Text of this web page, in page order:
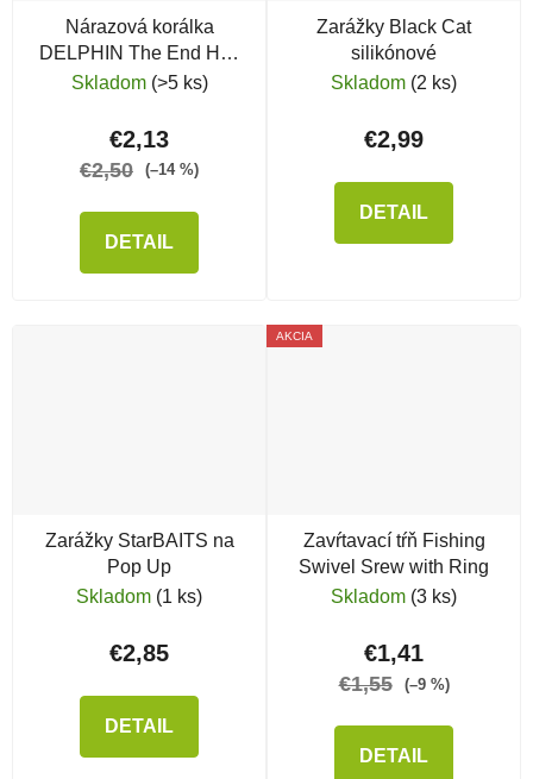
Nárazová korálka
DELPHIN The End Heli
Stopper
Skladom (>5 ks)
€2,13
€2,50 (–14 %)
DETAIL
Zarážky Black Cat
silikónové
Skladom (2 ks)
€2,99
DETAIL
Zarážky StarBAITS na
Pop Up
Skladom (1 ks)
€2,85
DETAIL
AKCIA
Zavŕtavací tŕň Fishing
Swivel Srew with Ring
Skladom (3 ks)
€1,41
€1,55 (–9 %)
DETAIL